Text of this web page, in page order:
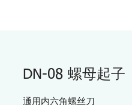
DN-08 螺母起子
通用内六角螺丝刀